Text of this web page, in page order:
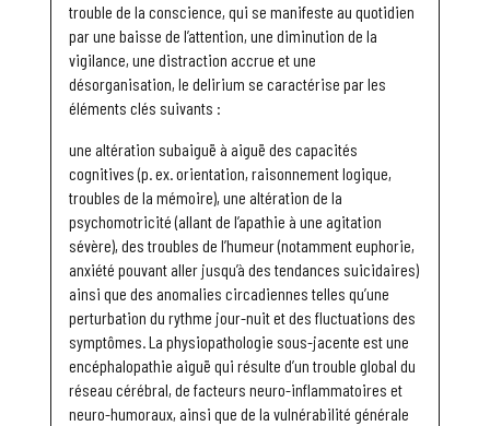
trouble de la conscience, qui se manifeste au quotidien
par une baisse de l’attention, une diminution de la
vigilance, une distraction accrue et une
désorganisation, le delirium se caractérise par les
éléments clés suivants :
une altération subaiguë à aiguë des capacités
cognitives (p. ex. orientation, raisonnement logique,
troubles de la mémoire), une altération de la
psychomotricité (allant de l’apathie à une agitation
sévère), des troubles de l’humeur (notamment euphorie,
anxiété pouvant aller jusqu’à des tendances suicidaires)
ainsi que des anomalies circadiennes telles qu’une
perturbation du rythme jour-nuit et des fluctuations des
symptômes. La physiopathologie sous-jacente est une
encéphalopathie aiguë qui résulte d’un trouble global du
réseau cérébral, de facteurs neuro-inflammatoires et
neuro-humoraux, ainsi que de la vulnérabilité générale